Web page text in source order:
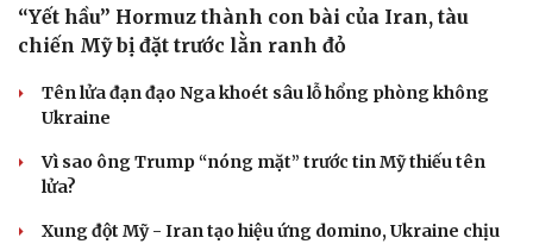
“Yết hầu” Hormuz thành con bài của Iran, tàu
chiến Mỹ bị đặt trước lằn ranh đỏ
Tên lửa đạn đạo Nga khoét sâu lỗ hổng phòng không
Ukraine
Vì sao ông Trump “nóng mặt” trước tin Mỹ thiếu tên
lửa?
Xung đột Mỹ - Iran tạo hiệu ứng domino, Ukraine chịu